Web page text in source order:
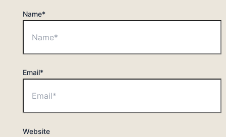
Name*
Email*
Website